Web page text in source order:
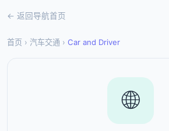
← 返回导航首页
首页 › 汽车交通 › Car and Driver
🌐